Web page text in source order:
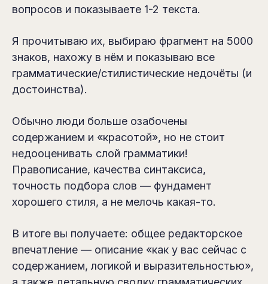
вопросов и показываете 1-2 текста.
Я прочитываю их, выбираю фрагмент на 5000
знаков, нахожу в нём и показываю все
грамматические/стилистические недочёты (и
достоинства).
Обычно люди больше озабочены
содержанием и «красотой», но не стоит
недооценивать слой грамматики!
Правописание, качества синтаксиса,
точность подбора слов — фундамент
хорошего стиля, а не мелочь какая-то.
В итоге вы получаете: общее редакторское
впечатление — описание «как у вас сейчас с
содержанием, логикой и выразительностью»,